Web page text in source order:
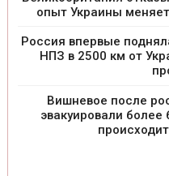
опыт Украины
Россия впервые
НПЗ в 2500 км от
Вишневое после
эвакуировали более